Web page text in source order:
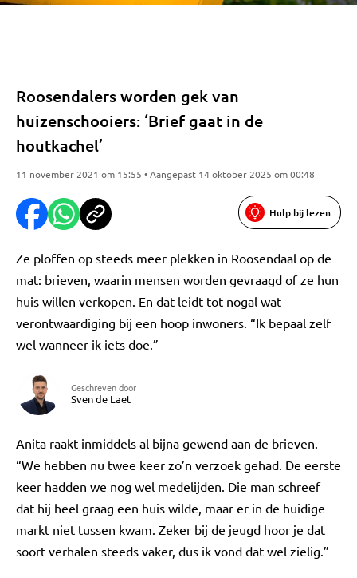
Roosendalers worden gek van
huizenschooiers: ‘Brief gaat in de
houtkachel’
11 november 2021 om 15:55 • Aangepast 14 oktober 2025 om 00:48
Hulp bij lezen
Ze ploffen op steeds meer plekken in Roosendaal op de
mat: brieven, waarin mensen worden gevraagd of ze hun
huis willen verkopen. En dat leidt tot nogal wat
verontwaardiging bij een hoop inwoners. “Ik bepaal zelf
wel wanneer ik iets doe.”
Geschreven door
Sven de Laet
Anita raakt inmiddels al bijna gewend aan de brieven.
“We hebben nu twee keer zo’n verzoek gehad. De eerste
keer hadden we nog wel medelijden. Die man schreef
dat hij heel graag een huis wilde, maar er in de huidige
markt niet tussen kwam. Zeker bij de jeugd hoor je dat
soort verhalen steeds vaker, dus ik vond dat wel zielig.”